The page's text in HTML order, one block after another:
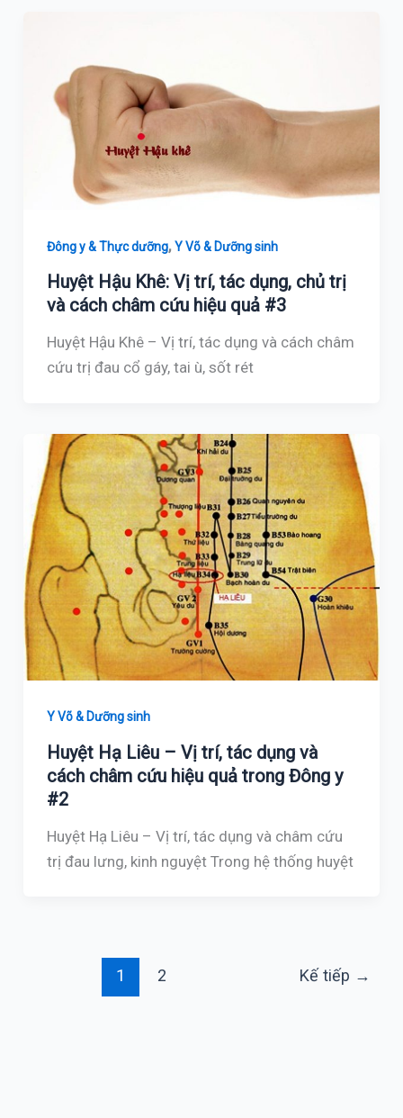
Đông y & Thực dưỡng,Y Võ & Dưỡng sinh
Huyệt Hậu Khê: Vị trí, tác dụng, chủ trị
và cách châm cứu hiệu quả #3
Huyệt Hậu Khê – Vị trí, tác dụng và cách châm
cứu trị đau cổ gáy, tai ù, sốt rét
Y Võ & Dưỡng sinh
Huyệt Hạ Liêu – Vị trí, tác dụng và
cách châm cứu hiệu quả trong Đông y
#2
Huyệt Hạ Liêu – Vị trí, tác dụng và châm cứu
trị đau lưng, kinh nguyệt Trong hệ thống huyệt
1 2 Kế tiếp →